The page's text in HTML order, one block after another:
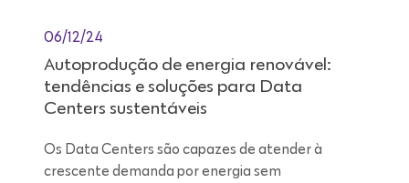
06/12/24
Autoprodução de energia renovável:
tendências e soluções para Data
Centers sustentáveis
Os Data Centers são capazes de atender à
crescente demanda por energia sem